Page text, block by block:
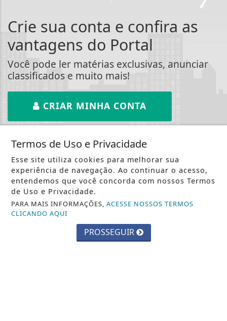
Crie sua conta e confira as
vantagens do Portal
Você pode ler matérias exclusivas, anunciar
classificados e muito mais!
CRIAR MINHA CONTA
::: Costa Oeste 93 :::
SOBRE | PAINEL DO LEITOR
Termos de Uso e Privacidade
Esse site utiliza cookies para melhorar sua
experiência de navegação. Ao continuar o acesso,
entendemos que você concorda com nossos Termos
de Uso e Privacidade.
PARA MAIS INFORMAÇÕES,ACESSE NOSSOS TERMOS
CLICANDO AQUI
PROSSEGUIR